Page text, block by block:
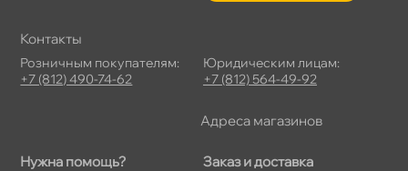
Нужна помощь? Заказ и доставка
Контакты
Розничным покупателям:
+7 (812) 490-74-62
Юридическим лицам:
+7 (812) 564-49-92
Адреса магазино